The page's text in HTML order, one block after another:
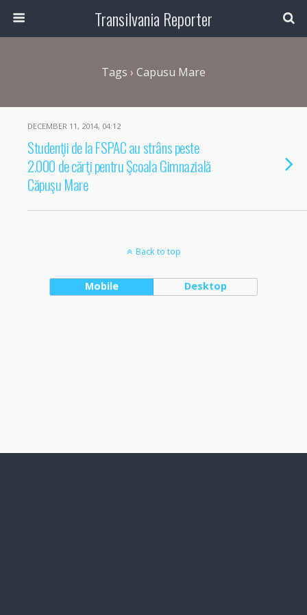
Transilvania Reporter
Tags › Capusu Mare
DECEMBER 11, 2014, 04:12
Studenţii de la FSPAC au strâns peste
2.000 de cărţi pentru Şcoala Gimnazială
Căpuşu Mare
Back to top
Mobile Desktop